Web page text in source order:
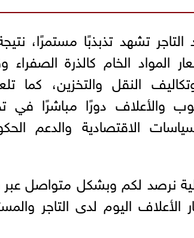
تشهد تذبذبًا مستمرًا،
المواد الخام كالذرة الصفراء
النقل والتخزين، كما
والأعلاف دورًا مباشرًا في
الاقتصادية والدعم
نرصد لكم وبشكل متواصل عبر
اليوم لدى التاجر